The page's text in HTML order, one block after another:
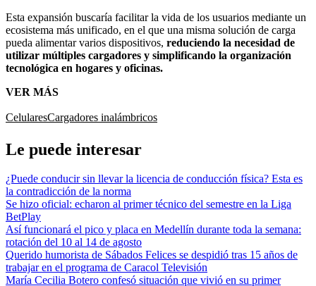
Esta expansión buscaría facilitar la vida de los usuarios mediante un
ecosistema más unificado, en el que una misma solución de carga
pueda alimentar varios dispositivos, reduciendo la necesidad de
utilizar múltiples cargadores y simplificando la organización
tecnológica en hogares y oficinas.
VER MÁS
CelularesCargadores inalámbricos
Le puede interesar
¿Puede conducir sin llevar la licencia de conducción física? Esta es
la contradicción de la norma
Se hizo oficial: echaron al primer técnico del semestre en la Liga
BetPlay
Así funcionará el pico y placa en Medellín durante toda la semana:
rotación del 10 al 14 de agosto
Querido humorista de Sábados Felices se despidió tras 15 años de
trabajar en el programa de Caracol Televisión
María Cecilia Botero confesó situación que vivió en su primer